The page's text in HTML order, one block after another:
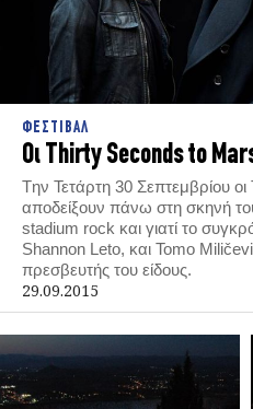
ΦΕΣΤΙΒΑΛ
Οι Thirty Seconds to
Tην Τετάρτη 30 Σεπτεμβρίου
αποδείξουν πάνω στη σκηνή
stadium rock και γιατί το
Shannon Leto, και Tomo
πρεσβευτής του είδους.
29.09.2015